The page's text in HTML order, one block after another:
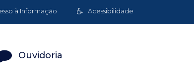
Acessibilidade
à Informação
Ouvidoria